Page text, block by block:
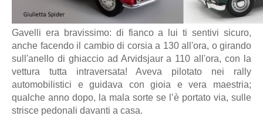
Gavelli era bravissimo: di fianco a lui ti sentivi sicuro,
anche facendo il cambio di corsia a 130 all'ora, o girando
sull'anello di ghiaccio ad Arvidsjaur a 110 all'ora, con la
vettura tutta intraversata! Aveva pilotato nei rally
automobilistici e guidava con gioia e vera maestria;
qualche anno dopo, la mala sorte se l’è portato via, sulle
strisce pedonali davanti a casa.